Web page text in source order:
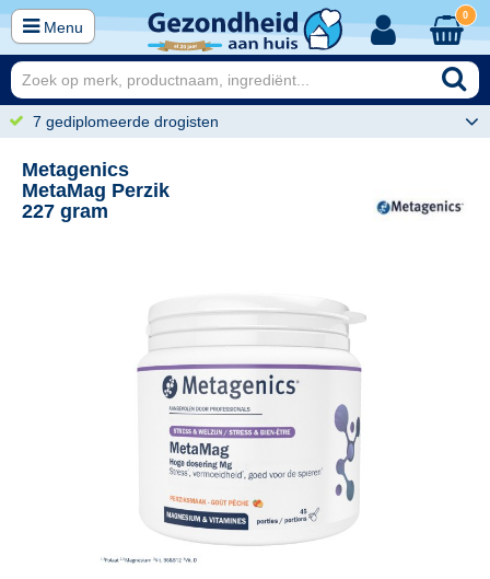
Menu
0
7 gediplomeerde drogisten
Metagenics
MetaMag Perzik
227 gram
45,10